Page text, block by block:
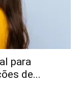
para
de...